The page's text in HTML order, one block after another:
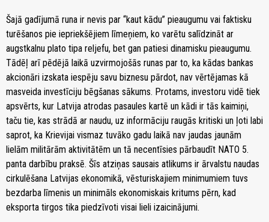
Šajā gadījumā runa ir nevis par “kaut kādu” pieaugumu vai faktisku
turēšanos pie iepriekšējiem līmeņiem, ko varētu salīdzināt ar
augstkalnu plato tipa reljefu, bet gan patiesi dinamisku pieaugumu.
Tādēļ arī pēdējā laikā uzvirmojošās runas par to, ka kādas bankas
akcionāri izskata iespēju savu biznesu pārdot, nav vērtējamas kā
masveida investīciju bēgšanas sākums. Protams, investoru vidē tiek
apsvērts, kur Latvija atrodas pasaules kartē un kādi ir tās kaimiņi,
taču tie, kas strādā ar naudu, uz informāciju raugās kritiski un ļoti labi
saprot, ka Krievijai vismaz tuvāko gadu laikā nav jaudas jaunām
lielām militārām aktivitātēm un tā necentīsies pārbaudīt NATO 5.
panta darbību praksē. Šīs atziņas sausais atlikums ir ārvalstu naudas
cirkulēšana Latvijas ekonomikā, vēsturiskajiem minimumiem tuvs
bezdarba līmenis un minimāls ekonomiskais kritums pērn, kad
eksporta tirgos tika piedzīvoti visai lieli izaicinājumi.